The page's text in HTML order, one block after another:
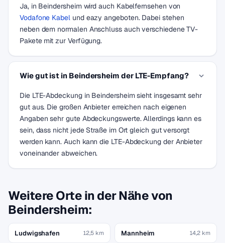
Ja, in Beindersheim wird auch Kabelfernsehen von
Vodafone Kabelund eazy angeboten. Dabei stehen
neben dem normalen Anschluss auch verschiedene TV-
Pakete mit zur Verfügung.
Wie gut ist in Beindersheim der LTE-Empfang?
Die LTE-Abdeckung in Beindersheim sieht insgesamt sehr
gut aus. Die großen Anbieter erreichen nach eigenen
Angaben sehr gute Abdeckungswerte. Allerdings kann es
sein, dass nicht jede Straße im Ort gleich gut versorgt
werden kann. Auch kann die LTE-Abdeckung der Anbieter
voneinander abweichen.
Weitere Orte in der Nähe von
Beindersheim:
Ludwigshafen 12,5 km Mannheim 14,2 km